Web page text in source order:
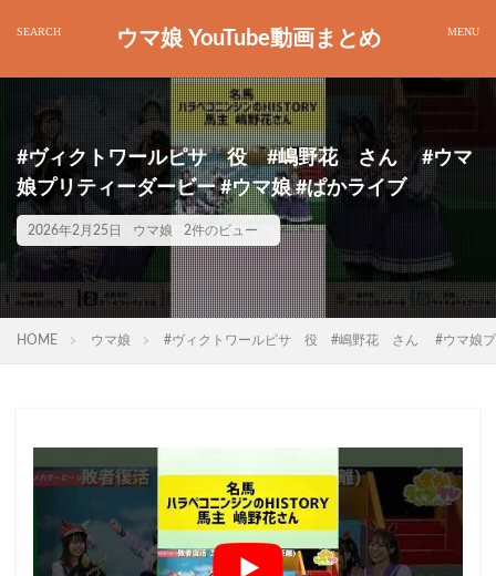
ウマ娘 YouTube動画まとめ
#ヴィクトワールピサ 役 #嶋野花 さん #ウマ
娘プリティーダービー #ウマ娘 #ぱかライブ
2026年2月25日 ウマ娘 2件のビュー
HOME ウマ娘 #ヴィクトワールピサ 役 #嶋野花 さん #ウマ娘プ